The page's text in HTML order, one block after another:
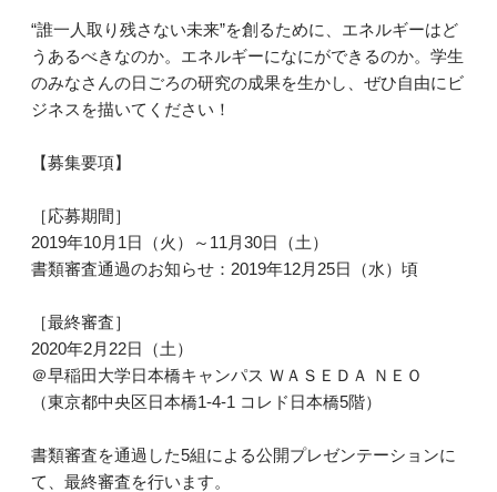
“誰一人取り残さない未来”を創るために、エネルギーはど
うあるべきなのか。エネルギーになにができるのか。学生
のみなさんの日ごろの研究の成果を生かし、ぜひ自由にビ
ジネスを描いてください！
【募集要項】
［応募期間］
2019年10月1日（火）～11月30日（土）
書類審査通過のお知らせ：2019年12月25日（水）頃
［最終審査］
2020年2月22日（土）
＠早稲田大学日本橋キャンパス ＷＡＳＥＤＡ ＮＥＯ
（東京都中央区日本橋1-4-1 コレド日本橋5階）
書類審査を通過した5組による公開プレゼンテーションに
て、最終審査を行います。